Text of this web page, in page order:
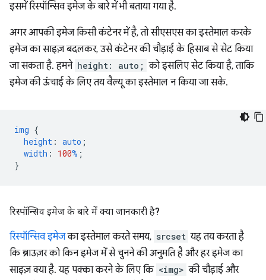
इसमें रिस्पॉन्सिव इमेज के बारे में भी बताया गया है.
अगर आपकी इमेज किसी कंटेनर में है, तो सीएसएस का इस्तेमाल करके
इमेज का साइज़ बदलकर, उसे कंटेनर की चौड़ाई के हिसाब से सेट किया
जा सकता है. हमने height: auto; को इसलिए सेट किया है, ताकि
इमेज की ऊंचाई के लिए तय वैल्यू का इस्तेमाल न किया जा सके.
img {
height : auto ;
width : 100% ;
}
रिस्पॉन्सिव इमेज के बारे में क्या जानकारी है?
रिस्पॉन्सिव इमेजका इस्तेमाल करते समय, srcset यह तय करता है
कि ब्राउज़र को किन इमेज में से चुनने की अनुमति है और हर इमेज का
साइज़ क्या है. यह पक्का करने के लिए कि <img> की चौड़ाई और